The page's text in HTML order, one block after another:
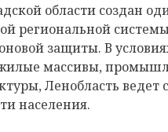
области создан
региональной
защиты. В
жилые массивы,
Ленобласть
населения.